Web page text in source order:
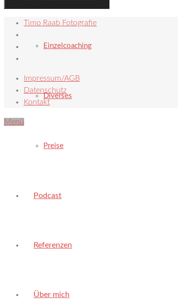
Einzelcoaching
Diverses
Preise
Podcast
Referenzen
Über mich
Timo Raab Fotografie
Impressum/AGB
Datenschutz
Kontakt
Menü